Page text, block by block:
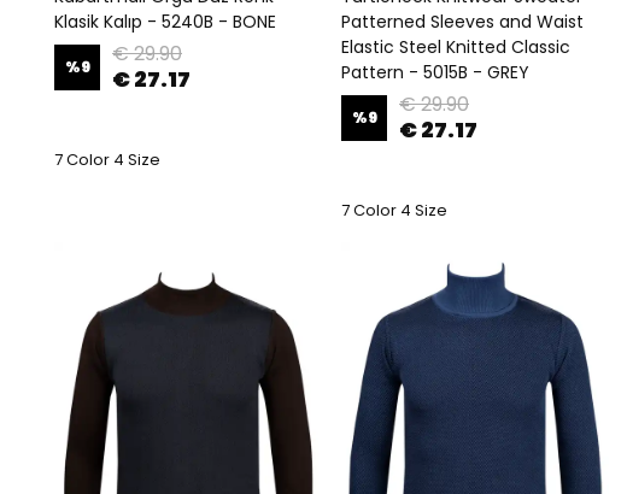
Klasik Kalıp - 5240B - BONE
%9 € 29.90
€ 27.17
7 Color 4 Size
Patterned Sleeves and Waist
Elastic Steel Knitted Classic
Pattern - 5015B - GREY
%9 € 29.90
€ 27.17
7 Color 4 Size